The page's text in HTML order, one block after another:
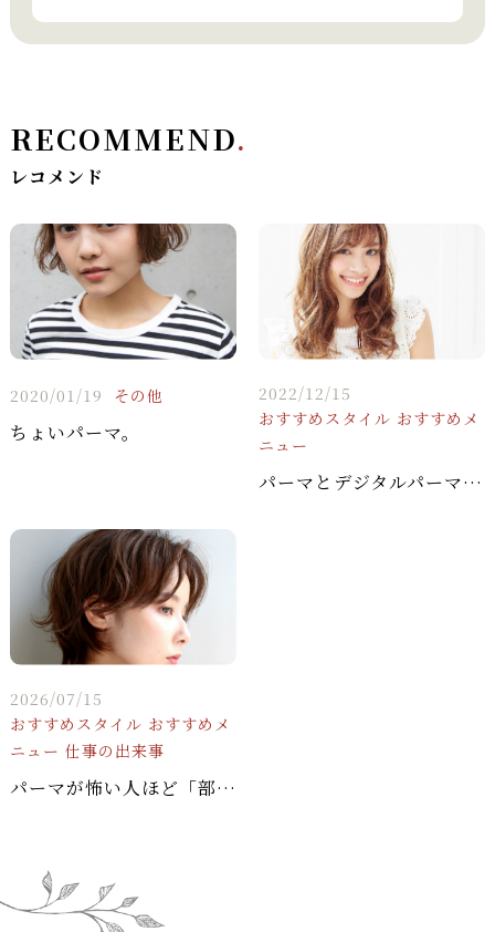
RECOMMEND.
レコメンド
2020/01/19 その他
ちょいパーマ。
2022/12/15
おすすめスタイル おすすめメ
ニュー
パーマとデジタルパーマの違い
2026/07/15
おすすめスタイル おすすめメ
ニュー 仕事の出来事
パーマが怖い人ほど「部分パーマ」から始めるべき理由